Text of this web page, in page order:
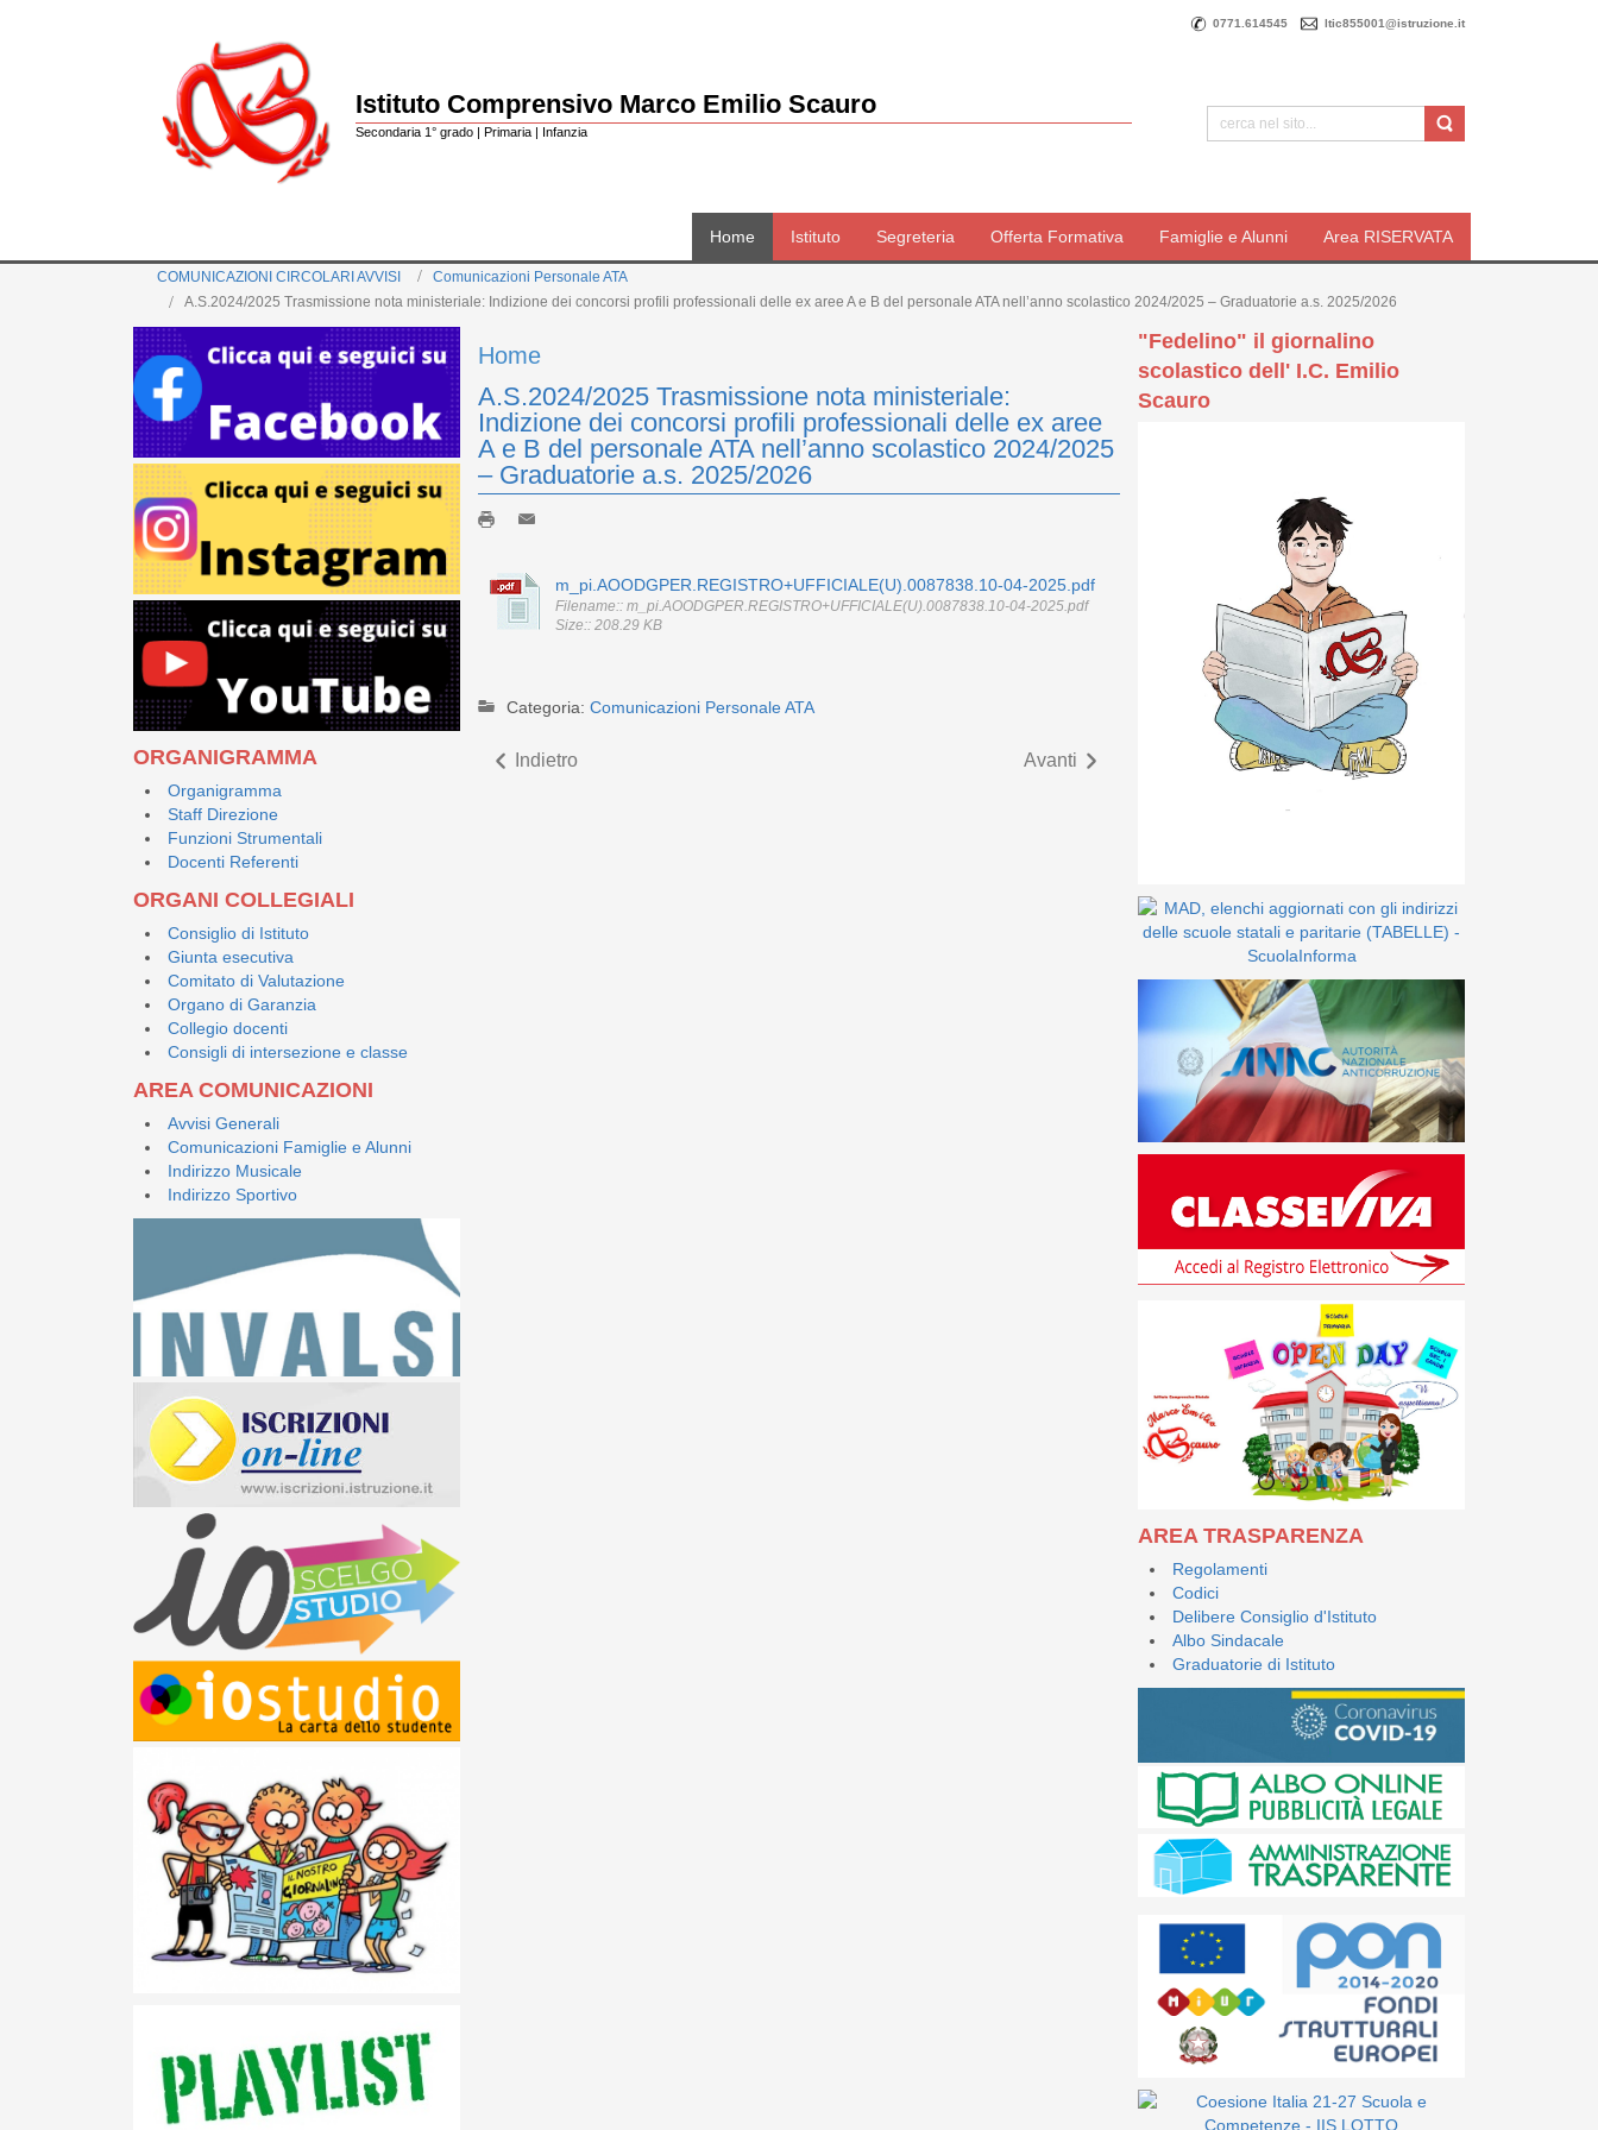
0771.614545 ltic855001@istruzione.it
Istituto Comprensivo Marco Emilio Scauro
Secondaria 1° grado | Primaria | Infanzia
Home Istituto Segreteria Offerta Formativa Famiglie e Alunni Area RISERVATA
COMUNICAZIONI CIRCOLARI AVVISI
Comunicazioni Personale ATA
A.S.2024/2025 Trasmissione nota ministeriale: Indizione dei concorsi profili professionali delle ex aree A e B del personale ATA nell’anno scolastico 2024/2025 – Graduatorie a.s. 2025/2026
ORGANIGRAMMA
Organigramma
Staff Direzione
Funzioni Strumentali
Docenti Referenti
ORGANI COLLEGIALI
Consiglio di Istituto
Giunta esecutiva
Comitato di Valutazione
Organo di Garanzia
Collegio docenti
Consigli di intersezione e classe
AREA COMUNICAZIONI
Avvisi Generali
Comunicazioni Famiglie e Alunni
Indirizzo Musicale
Indirizzo Sportivo
Home
A.S.2024/2025 Trasmissione nota ministeriale:
Indizione dei concorsi profili professionali delle ex aree
A e B del personale ATA nell’anno scolastico 2024/2025
– Graduatorie a.s. 2025/2026
m_pi.AOODGPER.REGISTRO+UFFICIALE(U).0087838.10-04-2025.pdf
Filename:: m_pi.AOODGPER.REGISTRO+UFFICIALE(U).0087838.10-04-2025.pdf
Size:: 208.29 KB
Categoria: Comunicazioni Personale ATA
Indietro Avanti
"Fedelino" il giornalino
scolastico dell' I.C. Emilio
Scauro
AREA TRASPARENZA
Regolamenti
Codici
Delibere Consiglio d'Istituto
Albo Sindacale
Graduatorie di Istituto